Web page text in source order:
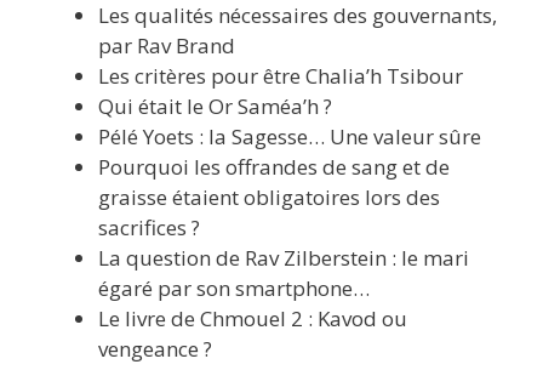
Les qualités nécessaires des gouvernants,
par Rav Brand
Les critères pour être Chalia’h Tsibour
Qui était le Or Saméa’h ?
Pélé Yoets : la Sagesse… Une valeur sûre
Pourquoi les offrandes de sang et de
graisse étaient obligatoires lors des
sacrifices ?
La question de Rav Zilberstein : le mari
égaré par son smartphone…
Le livre de Chmouel 2 : Kavod ou
vengeance ?